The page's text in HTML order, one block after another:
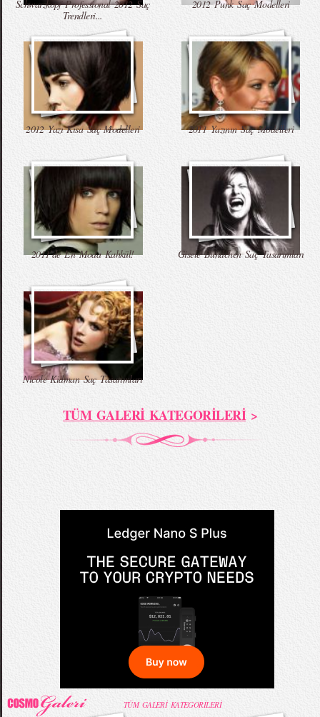
Schwarzkopf Professional 2012 Saç
Trendleri...
2012 Punk Saç Modelleri
2012 Yazı Kısa Saç Modelleri 2011 Yazının Saç Modelleri
2011’de En Moda Kahkül! Gisele Bundchen Saç Tasarımları
Nicole Kidman Saç Tasarımları
TÜM GALERİ KATEGORİLERİ>
TÜM GALERİ KATEGORİLERİ